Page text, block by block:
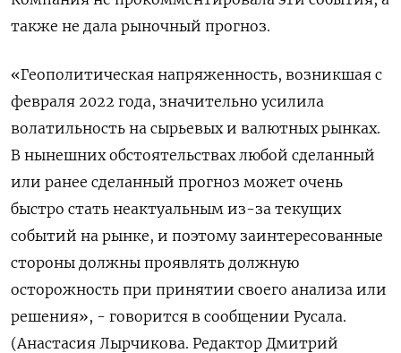
также не дала рыночный прогноз.
«Геополитическая напряженность, возникшая с
февраля 2022 года, значительно усилила
волатильность на сырьевых и валютных рынках.
В нынешних обстоятельствах любой сделанный
или ранее сделанный прогноз может очень
быстро стать неактуальным из-за текущих
событий на рынке, и поэтому заинтересованные
стороны должны проявлять должную
осторожность при принятии своего анализа или
решения», - говорится в сообщении Русала.
(Анастасия Лырчикова. Редактор Дмитрий